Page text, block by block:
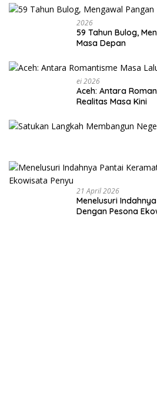
2026
59 Tahun Bulog,
Masa Depan
Ei 2026
Aceh: Antara
Realitas Masa Kini
21 April 2026
Menelusuri
Dengan Pesona